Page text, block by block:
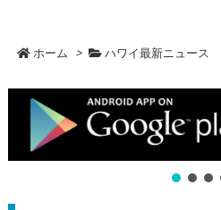
ホーム > ハワイ最新ニュース